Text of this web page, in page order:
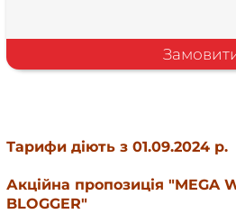
Тарифи діють з 01.09.2024 р.
Акційна пропозиція "MEGA
BLOGGER"